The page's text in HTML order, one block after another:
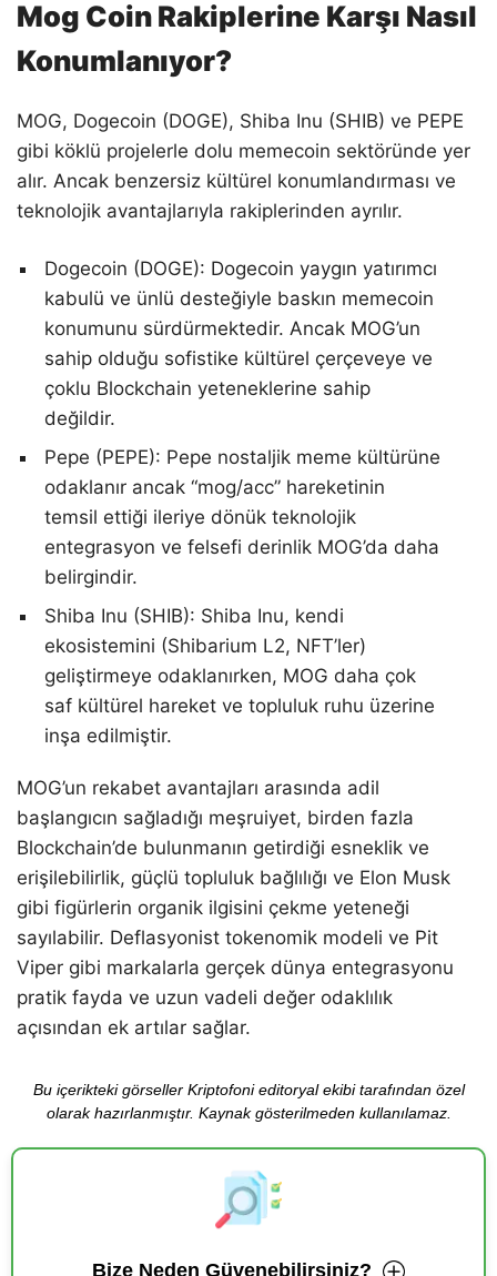
Mog Coin Rakiplerine Karşı Nasıl
Konumlanıyor?
MOG, Dogecoin (DOGE), Shiba Inu (SHIB) ve PEPE
gibi köklü projelerle dolu memecoin sektöründe yer
alır. Ancak benzersiz kültürel konumlandırması ve
teknolojik avantajlarıyla rakiplerinden ayrılır.
Dogecoin (DOGE): Dogecoin yaygın yatırımcı
kabulü ve ünlü desteğiyle baskın memecoin
konumunu sürdürmektedir. Ancak MOG’un
sahip olduğu sofistike kültürel çerçeveye ve
çoklu Blockchain yeteneklerine sahip
değildir.
Pepe (PEPE): Pepe nostaljik meme kültürüne
odaklanır ancak “mog/acc” hareketinin
temsil ettiği ileriye dönük teknolojik
entegrasyon ve felsefi derinlik MOG’da daha
belirgindir.
Shiba Inu (SHIB): Shiba Inu, kendi
ekosistemini (Shibarium L2, NFT’ler)
geliştirmeye odaklanırken, MOG daha çok
saf kültürel hareket ve topluluk ruhu üzerine
inşa edilmiştir.
MOG’un rekabet avantajları arasında adil
başlangıcın sağladığı meşruiyet, birden fazla
Blockchain’de bulunmanın getirdiği esneklik ve
erişilebilirlik, güçlü topluluk bağlılığı ve Elon Musk
gibi figürlerin organik ilgisini çekme yeteneği
sayılabilir. Deflasyonist tokenomik modeli ve Pit
Viper gibi markalarla gerçek dünya entegrasyonu
pratik fayda ve uzun vadeli değer odaklılık
açısından ek artılar sağlar.
Bu içerikteki görseller Kriptofoni editoryal ekibi tarafından özel
olarak hazırlanmıştır. Kaynak gösterilmeden kullanılamaz.
Bize Neden Güvenebilirsiniz?